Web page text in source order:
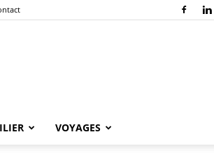
VOYAGES